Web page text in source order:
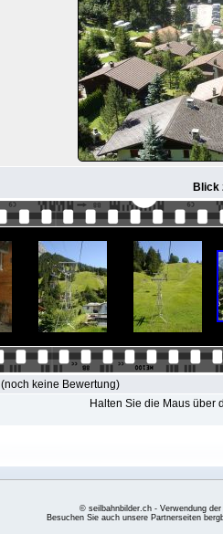
Blick
(noch keine Bewertung)
Halten Sie die Maus über
© seilbahnbilder.ch - Verwendung
Besuchen Sie auch unsere Partnerseiten